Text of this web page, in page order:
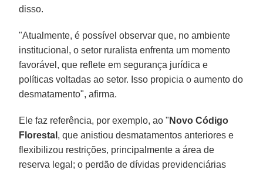
disso.
"Atualmente, é possível observar que, no ambiente
institucional, o setor ruralista enfrenta um momento
favorável, que reflete em segurança jurídica e
políticas voltadas ao setor. Isso propicia o aumento do
desmatamento", afirma.
Ele faz referência, por exemplo, ao " Novo Código
Florestal , que anistiou desmatamentos anteriores e
flexibilizou restrições, principalmente a área de
reserva legal; o perdão de dívidas previdenciárias